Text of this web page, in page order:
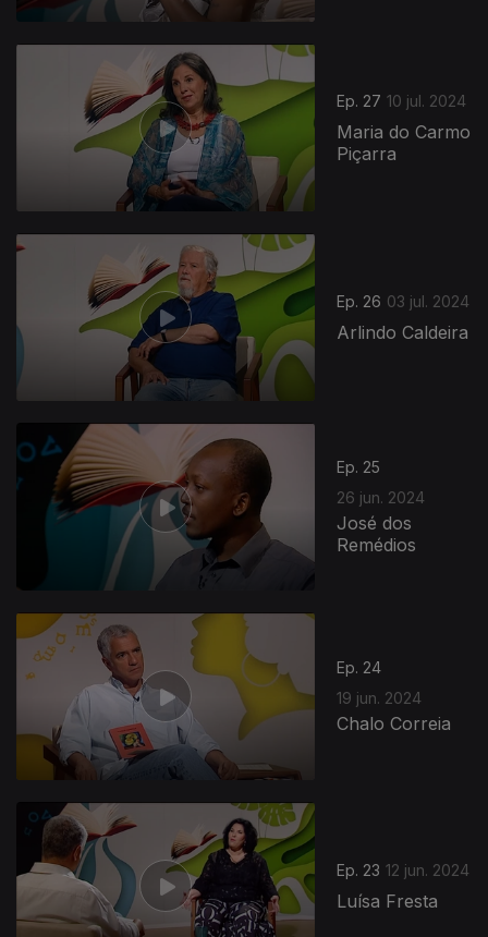
Ep. 27 10 jul. 2024
Maria do Carmo
Piçarra
Ep. 26 03 jul. 2024
Arlindo Caldeira
Ep. 25
26 jun. 2024
José dos
Remédios
Ep. 24
19 jun. 2024
Chalo Correia
777521
Ep. 23 12 jun. 2024
Luísa Fresta